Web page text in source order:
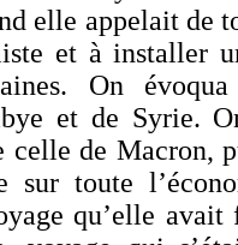
elle appelait de
et à installer
On
et de Syrie.
celle de Macron,
sur toute
qu’elle avait